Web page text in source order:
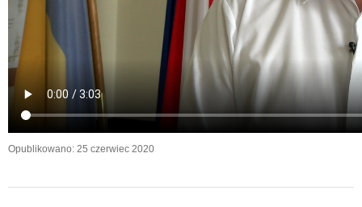
Opublikowano: 25 czerwiec 2020